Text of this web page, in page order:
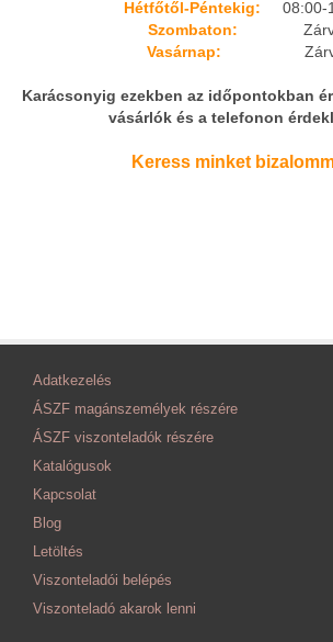
Hétfőtől-Péntekig: 08:00-
Szombaton:
Vasárnap:
Karácsonyig ezekben az időpontokban
vásárlók és a telefonon
Keress minket
Adatkezelés
ÁSZF magánszemélyek részére
ÁSZF viszonteladók részére
Katalógusok
Kapcsolat
Blog
Letöltés
Viszonteladói belépés
Viszonteladó akarok lenni